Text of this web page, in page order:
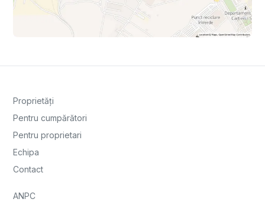
Proprietăți
Pentru cumpărători
Pentru proprietari
Echipa
Contact
ANPC